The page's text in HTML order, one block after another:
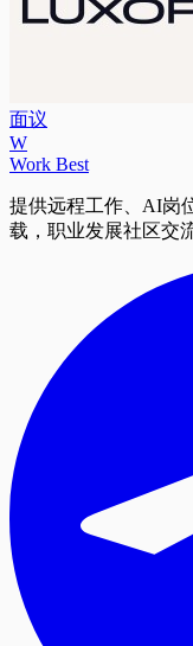
面议
W
Work Best
提供远程工作、AI岗
载，职业发展社区交